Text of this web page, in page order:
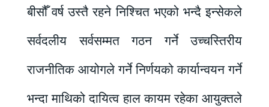
बीसौँ वर्ष उस्तै रहने निश्चित भएको भन्दै इन्सेकले
सर्वदलीय सर्वसम्मत गठन गर्ने उच्चस्तिरीय
राजनीतिक आयोगले गर्ने निर्णयको कार्यान्वयन गर्ने
भन्दा माथिको दायित्व हाल कायम रहेका आयुक्तले